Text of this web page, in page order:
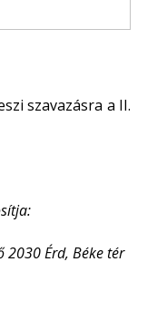
szavazásra a II.
2030 Érd, Béke tér